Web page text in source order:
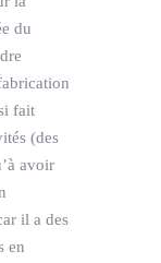
du
fait
(des
avoir
il a des
en